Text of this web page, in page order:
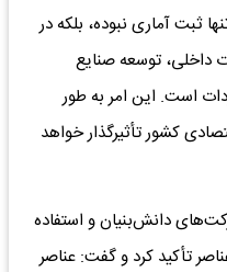
ثبت آماری نبوده، بلکه در
داخلی، توسعه صنایع
است. این امر به طور
کشور تأثیرگذار خواهد
دانش‌بنیان و استفاده
تأکید کرد و گفت: عناصر